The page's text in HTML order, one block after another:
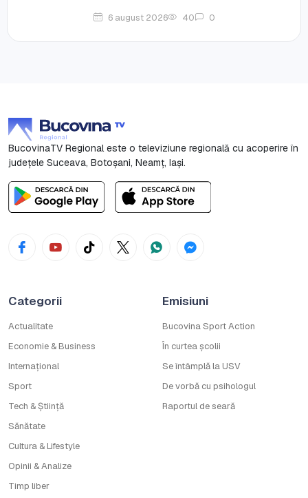
6 august 2026 40 0
BucovinaTV Regional este o televiziune regională cu acoperire în
județele Suceava, Botoşani, Neamț, Iași.
Categorii
Actualitate
Economie & Business
Internațional
Sport
Tech & Știință
Sănătate
Cultura & Lifestyle
Opinii & Analize
Timp liber
Emisiuni
Bucovina Sport Action
În curtea școlii
Se întâmplă la USV
De vorbă cu psihologul
Raportul de seară